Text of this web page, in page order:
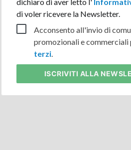
di voler ricevere la Newsletter.
Acconsento all'invio di
promozionali e commerciali
terzi.
ISCRIVITI ALLA